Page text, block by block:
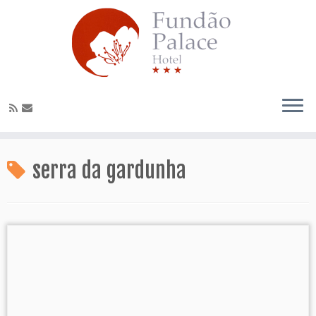
serra da gardunha